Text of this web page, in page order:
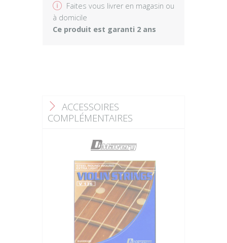
v Faites vous livrer en magasin ou
à domicile
Ce produit est garanti 2 ans
F ACCESSOIRES
COMPLÉMENTAIRES